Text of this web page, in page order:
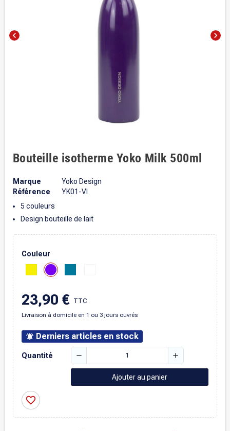
chevron_left chevron_right
Bouteille isotherme Yoko Milk 500ml
Marque
Yoko Design
Référence
YK01-VI
5 couleurs
Design bouteille de lait
Couleur
23,90 € TTC
Livraison à domicile en 1 ou 3 jours ouvrés
notifications_active Derniers articles en stock
Quantité remove add
Ajouter au panier
favorite_border